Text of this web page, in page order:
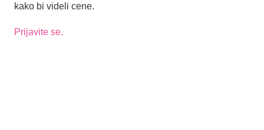
kako bi videli cene.
Prijavite se.